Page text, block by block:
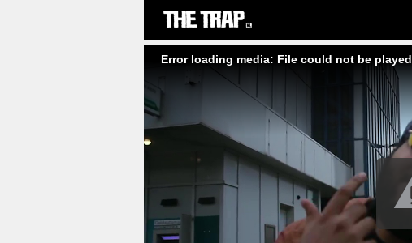
Error loading media: File could not be played